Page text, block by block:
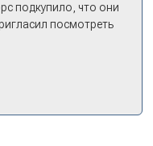
подкупило, что они
посмотреть
в салон - и в тот
но довольны! Все